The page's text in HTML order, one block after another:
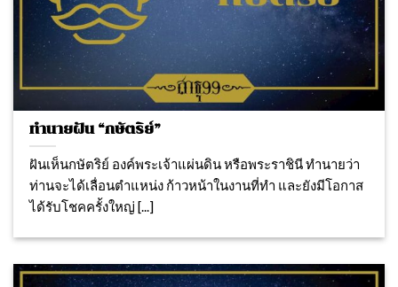
ทำนายฝัน “กษัตริย์”
ฝันเห็นกษัตริย์ องค์พระเจ้าแผ่นดิน หรือพระราชินี ทํานายว่า
ท่านจะได้เลื่อนตําแหน่ง ก้าวหน้าในงานที่ทำ และยังมีโอกาส
ได้รับโชคครั้งใหญ่ [...]